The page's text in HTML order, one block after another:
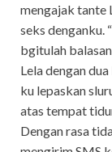
mengajak tante
seks denganku.
bgitulah
Lela dengan
ku lepaskan
atas tempat
Dengan rasa